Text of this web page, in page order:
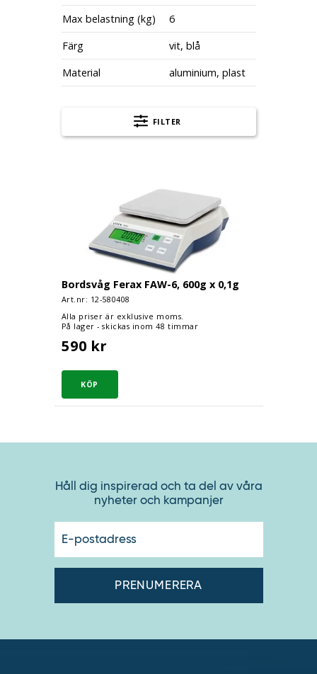
Max belastning (kg)
6
Färg
vit, blå
Material
aluminium, plast
FILTER
Bordsvåg Ferax FAW-6, 600g x 0,1g
Art.nr: 12-580408
Alla priser är exklusive moms.
På lager - skickas inom 48 timmar
590 kr
Håll dig inspirerad och ta del av våra
nyheter och kampanjer